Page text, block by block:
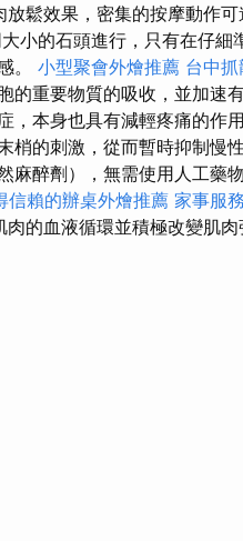
放鬆效果，密集的按摩動作可
小的石頭進行，只有在仔細
。 小型聚會外燴推薦 台中
的重要物質的吸收，並加速
，本身也具有減輕疼痛的作
梢的刺激，從而暫時抑制慢
麻醉劑），無需使用人工藥
信賴的辦桌外燴推薦 家事服
的血液循環並積極改變肌肉